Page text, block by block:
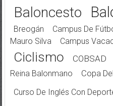
Baloncesto
Breogán
Campus De
Mauro Silva
Campus
Ciclismo COBSAD
Reina Balonmano
Copa
Curso De Inglés Con